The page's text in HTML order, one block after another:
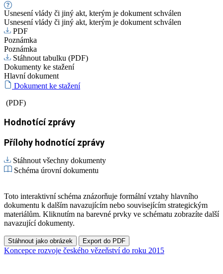
Usnesení vlády či jiný akt, kterým je dokument schválen
Usnesení vlády či jiný akt, kterým je dokument schválen
PDF
Poznámka
Poznámka
Stáhnout tabulku (PDF)
Dokumenty ke stažení
Hlavní dokument
Dokument ke stažení
(PDF)
Hodnotící zprávy
Přílohy hodnotící zprávy
Stáhnout všechny dokumenty
Schéma úrovní dokumentu
Toto interaktivní schéma znázorňuje formální vztahy hlavního
dokumentu k dalším navazujícím nebo souvisejícím strategickým
materiálům. Kliknutím na barevné prvky ve schématu zobrazíte další
navazující dokumenty.
Stáhnout jako obrázek Export do PDF
Koncepce rozvoje českého vězeňství do roku 2015